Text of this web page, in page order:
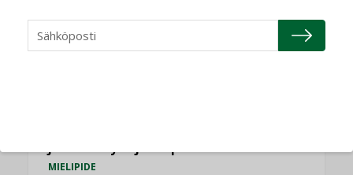
MIELIPIDE